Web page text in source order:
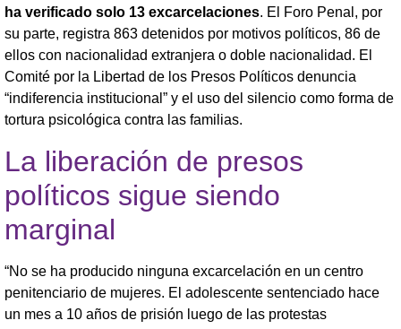
ha verificado solo 13 excarcelaciones. El Foro Penal, por
su parte, registra 863 detenidos por motivos políticos, 86 de
ellos con nacionalidad extranjera o doble nacionalidad. El
Comité por la Libertad de los Presos Políticos denuncia
“indiferencia institucional” y el uso del silencio como forma de
tortura psicológica contra las familias.
La liberación de presos
políticos sigue siendo
marginal
“No se ha producido ninguna excarcelación en un centro
penitenciario de mujeres. El adolescente sentenciado hace
un mes a 10 años de prisión luego de las protestas